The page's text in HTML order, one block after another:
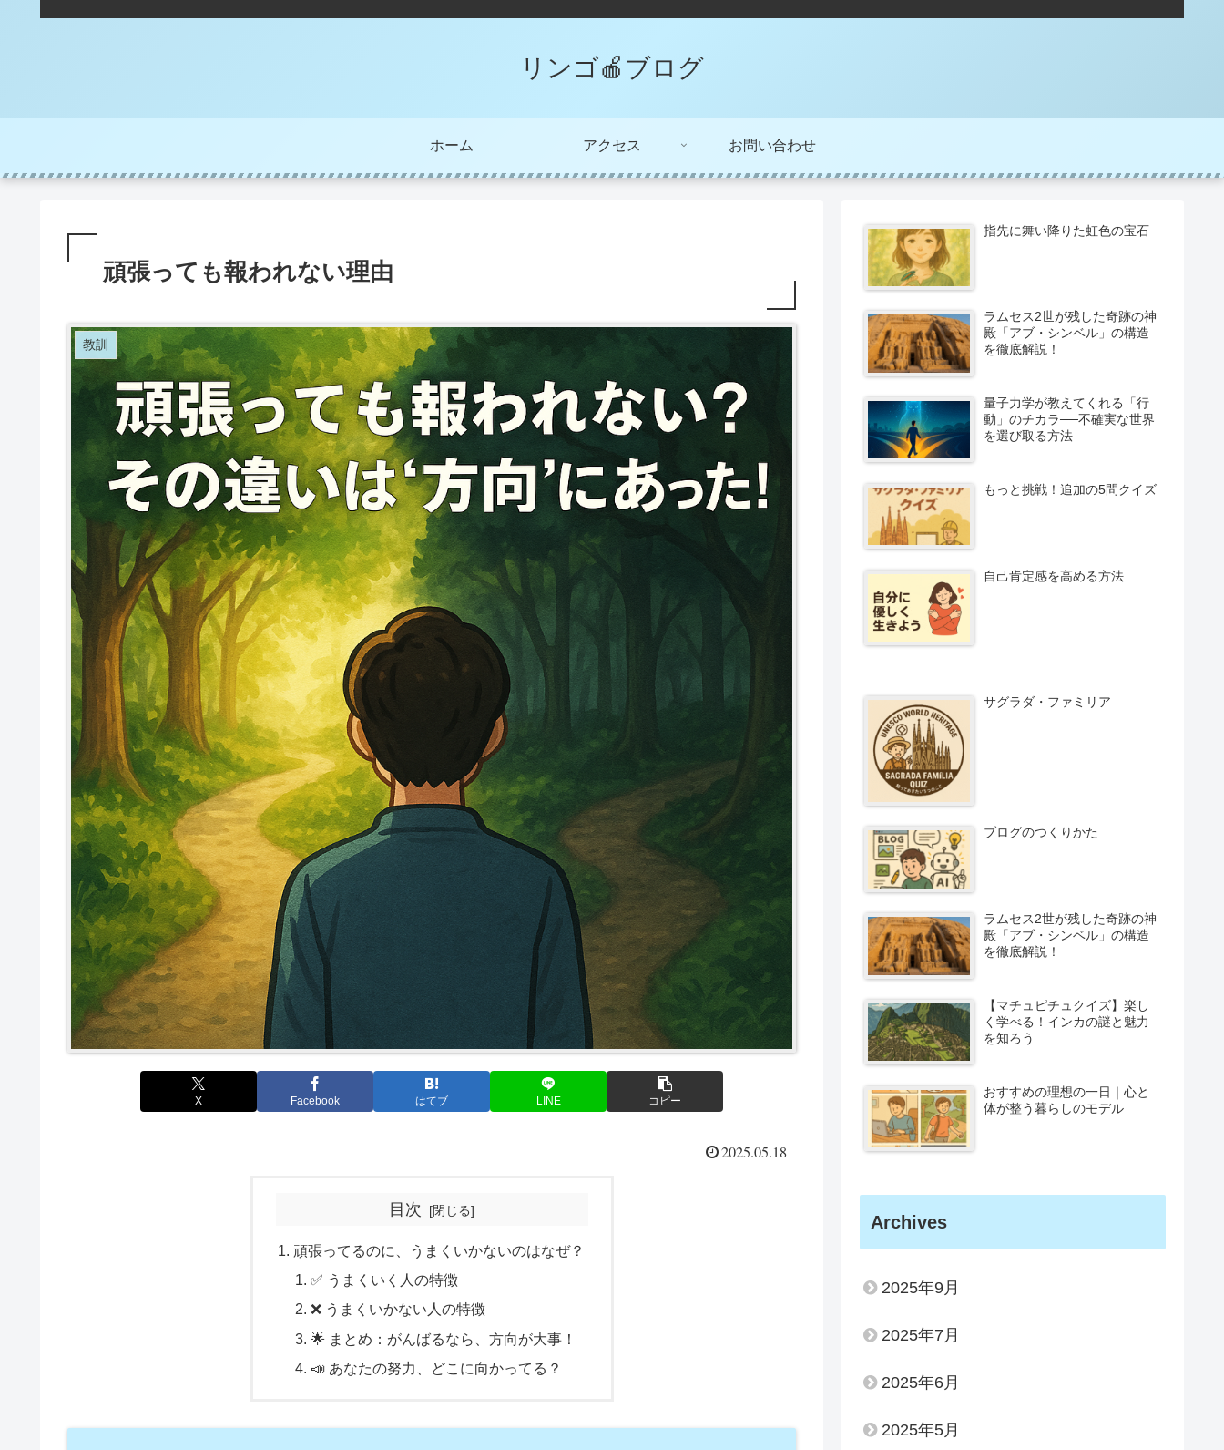
リンゴ🍎ブログ
ホーム アクセス お問い合わせ
頑張っても報われない理由
教訓
X Facebook はてブ LINE コピー
2025.05.18
目次
頑張ってるのに、うまくいかないのはなぜ？
✅ うまくいく人の特徴
❌ うまくいかない人の特徴
🌟 まとめ：がんばるなら、方向が大事！
📣 あなたの努力、どこに向かってる？
指先に舞い降りた虹色の宝石
ラムセス2世が残した奇跡の神
殿「アブ・シンベル」の構造
を徹底解説！
量子力学が教えてくれる「行
動」のチカラ──不確実な世界
を選び取る方法
もっと挑戦！追加の5問クイズ
自己肯定感を高める方法
サグラダ・ファミリア
ブログのつくりかた
ラムセス2世が残した奇跡の神
殿「アブ・シンベル」の構造
を徹底解説！
【マチュピチュクイズ】楽し
く学べる！インカの謎と魅力
を知ろう
おすすめの理想の一日｜心と
体が整う暮らしのモデル
Archives
2025年9月
2025年7月
2025年6月
2025年5月